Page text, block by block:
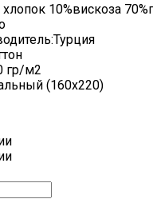
хлопок 10%вискоза
Турция
гр/м2
(160x220)